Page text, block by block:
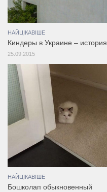
НАЙЦІКАВІШЕ
Киндеры в Украине – история
25.09.2015
НАЙЦІКАВІШЕ
Бошколап обыкновенный